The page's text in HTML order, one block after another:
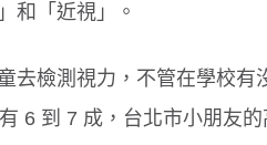
和「近視」。
去檢測視力，不管在學校
6 到 7 成，台北市小朋友